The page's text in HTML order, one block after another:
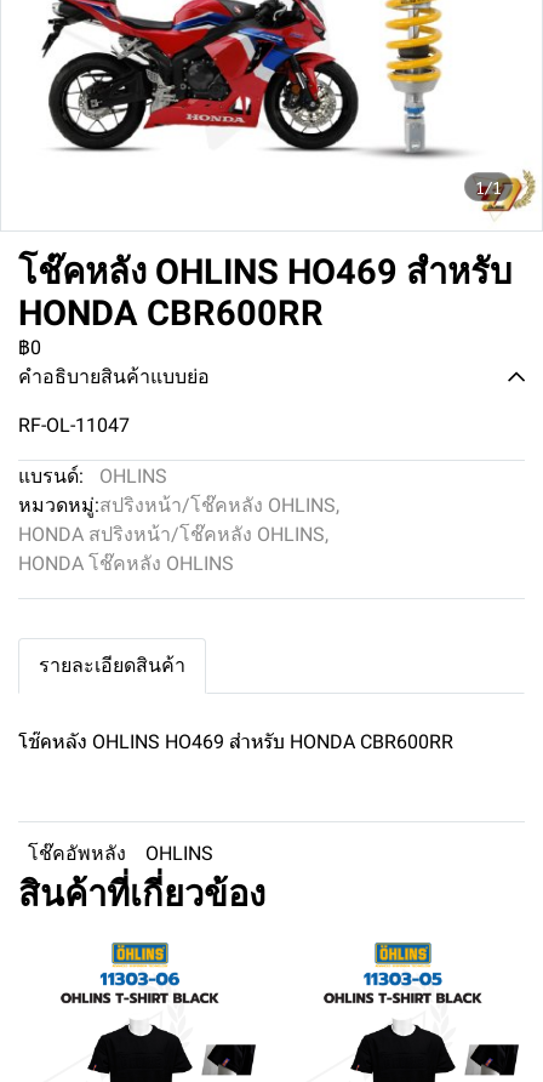
1/1
โช๊คหลัง OHLINS HO469 สำหรับ
HONDA CBR600RR
฿0
คำอธิบายสินค้าแบบย่อ
RF-OL-11047
แบรนด์:
OHLINS
หมวดหมู่:สปริงหน้า/โช๊คหลัง OHLINS,
HONDA สปริงหน้า/โช๊คหลัง OHLINS,
HONDA โช๊คหลัง OHLINS
รายละเอียดสินค้า
โช๊คหลัง OHLINS HO469 สำหรับ HONDA CBR600RR
โช๊คอัพหลัง OHLINS
สินค้าที่เกี่ยวข้อง